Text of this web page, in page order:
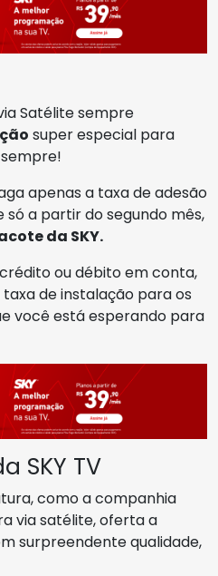
Satélite sempre
super especial para
sempre!
apenas a taxa de adesão
a partir do segundo mês,
da SKY.
ou débito em conta,
de instalação para os
você está esperando para
SKY TV
como a companhia
via satélite, oferta a
surpreendente qualidade,